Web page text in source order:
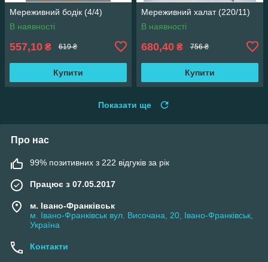
Мереживний бодік (4/4)
В наявності
557,10 ₴ 619 ₴
Купити
Мереживний халат (220/11)
В наявності
680,40 ₴ 756 ₴
Купити
Показати ще
Про нас
99% позитивних з 222 відгуків за рік
Працює з 07.05.2017
м. Івано-Франківськ
м. Івано-Франківськ вул. Височана, 20, Івано-Франківськ,
Україна
Контакти